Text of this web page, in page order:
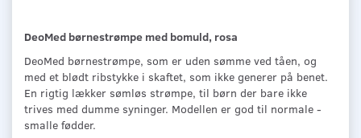
DeoMed børnestrømpe med bomuld, rosa
DeoMed børnestrømpe, som er uden sømme ved tåen, og
med et blødt ribstykke i skaftet, som ikke generer på benet.
En rigtig lækker sømløs strømpe, til børn der bare ikke
trives med dumme syninger. Modellen er god til normale -
smalle fødder.